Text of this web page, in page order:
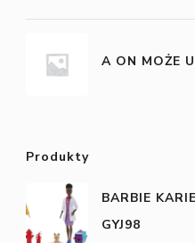
A ON MOŻE
Produkty
BARBIE
GYJ98